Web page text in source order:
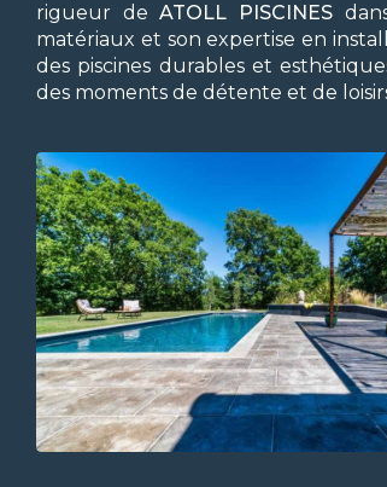
rigueur deATOLL PISCINES
matériaux et son expertise en
des piscines durables et
des moments de détente et de